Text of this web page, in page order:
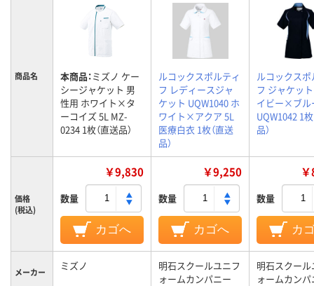
商品名 本商品：ミズノ ケー
シージャケット 男
性用 ホワイト×タ
ーコイズ 5L MZ-
0234 1枚（直送品）
ルコックスポルティ
フ レディースジャ
ケット UQW1040 ホ
ワイト×アクア 5L
医療白衣 1枚（直送
品）
ルコックス
フ ジャケッ
イビー×ブル
UQW1042 1枚
品）
価格
(税込)
￥9,830
数量
カゴへ
￥9,250
数量
カゴへ
数量
カ
メーカー ミズノ
明石スクールユニフ
ォームカンパニー
明石スクー
ォームカンパ